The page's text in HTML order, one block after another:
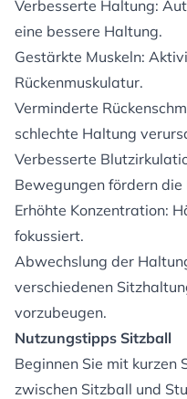
Verbesserte Haltung:
eine bessere Haltung.
Gestärkte Muskeln:
Rückenmuskulatur.
Verminderte
schlechte Haltung
Verbesserte
Bewegungen fördern die
Erhöhte Konzentration:
fokussiert.
Abwechslung der
verschiedenen
vorzubeugen.
Nutzungstipps Sitzball
Beginnen Sie mit kurzen
zwischen Sitzball und